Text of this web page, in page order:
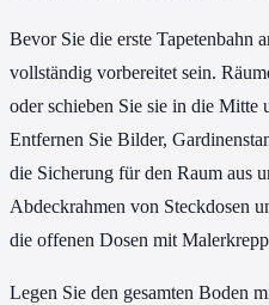
Bevor Sie die erste Tapetenbahn
vollständig vorbereitet sein.
oder schieben Sie sie in die Mitte
Entfernen Sie Bilder,
die Sicherung für den Raum aus
Abdeckrahmen von Steckdosen
die offenen Dosen mit
Legen Sie den gesamten Boden